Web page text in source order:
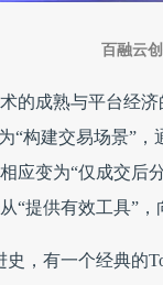
百融云
的成熟与平台经
“构建交易场景”
应变为“仅成交后
“提供有效工具”，
史，有一个经典